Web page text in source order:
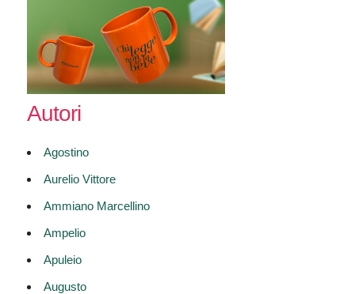
Autori
Agostino
Aurelio Vittore
Ammiano Marcellino
Ampelio
Apuleio
Augusto